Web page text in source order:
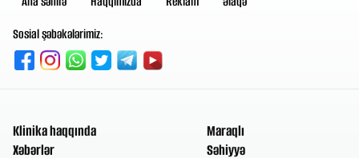
Sosial şəbəkələrimiz:
Klinika haqqında
Xəbərlər
Maraqlı
Səhiyyə